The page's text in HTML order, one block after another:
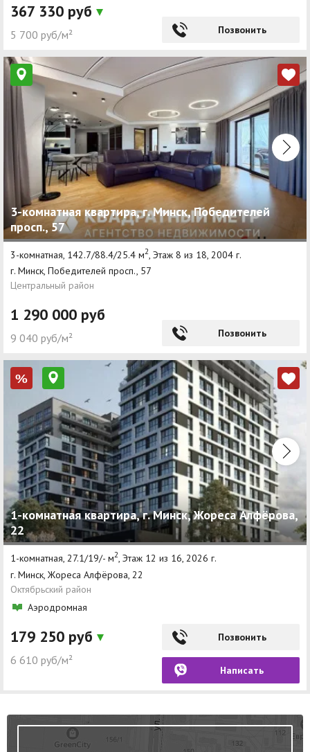
367 330 руб
5 700 руб/м² Позвонить
3-комнатная квартира, г. Минск, Победителей
просп., 57
3-комнатная, 142.7/88.4/25.4 м2 , Этаж 8 из 18, 2004 г.
г. Минск, Победителей просп., 57
Центральный район
1 290 000 руб
9 040 руб/м² Позвонить
%
1-комнатная квартира, г. Минск, Жореса Алфёрова,
22
1-комнатная, 27.1/19/- м2, Этаж 12 из 16, 2026 г.
г. Минск, Жореса Алфёрова, 22
Октябрьский район
Аэродромная
179 250 руб
6 610 руб/м²
Позвонить
Написать